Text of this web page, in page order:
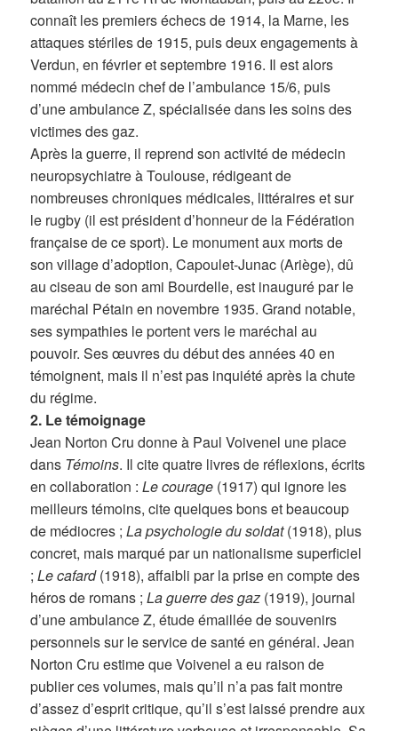
connaît les premiers échecs de 1914, la Marne, les
attaques stériles de 1915, puis deux engagements à
Verdun, en février et septembre 1916. Il est alors
nommé médecin chef de l’ambulance 15/6, puis
d’une ambulance Z, spécialisée dans les soins des
victimes des gaz.
Après la guerre, il reprend son activité de médecin
neuropsychiatre à Toulouse, rédigeant de
nombreuses chroniques médicales, littéraires et sur
le rugby (il est président d’honneur de la Fédération
française de ce sport). Le monument aux morts de
son village d’adoption, Capoulet-Junac (Ariège), dû
au ciseau de son ami Bourdelle, est inauguré par le
maréchal Pétain en novembre 1935. Grand notable,
ses sympathies le portent vers le maréchal au
pouvoir. Ses œuvres du début des années 40 en
témoignent, mais il n’est pas inquiété après la chute
du régime.
2. Le témoignage
Jean Norton Cru donne à Paul Voivenel une place
dans Témoins. Il cite quatre livres de réflexions, écrits
en collaboration :Le courage (1917) qui ignore les
meilleurs témoins, cite quelques bons et beaucoup
de médiocres ;La psychologie du soldat(1918), plus
concret, mais marqué par un nationalisme superficiel
;Le cafard(1918), affaibli par la prise en compte des
héros de romans ;La guerre des gaz (1919), journal
d’une ambulance Z, étude émaillée de souvenirs
personnels sur le service de santé en général. Jean
Norton Cru estime que Voivenel a eu raison de
publier ces volumes, mais qu’il n’a pas fait montre
d’assez d’esprit critique, qu’il s’est laissé prendre aux